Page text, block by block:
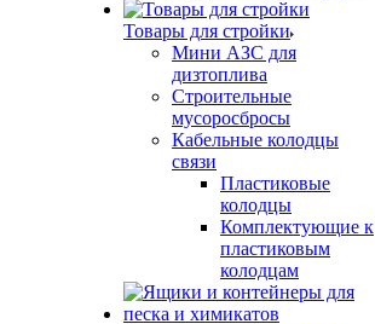
Товары для стройки
Мини АЗС для
дизтоплива
Строительные
мусоросбросы
Кабельные колодцы
связи
Пластиковые
колодцы
Комплектующие к
пластиковым
колодцам